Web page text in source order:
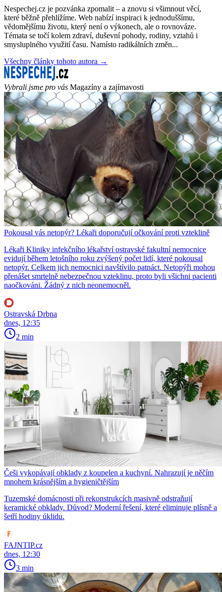
Nespechej.cz je pozvánka zpomalit – a znovu si všimnout věcí,
které běžně přehlížíme. Web nabízí inspiraci k jednoduššímu,
vědomějšímu životu, který není o výkonech, ale o rovnováze.
Témata se točí kolem zdraví, duševní pohody, rodiny, vztahů i
smysluplného využití času. Namísto radikálních změn...
Všechny články tohoto autora →
Vybrali jsme pro vás Magazíny a zajímavosti
Pokousal vás netopýr? Lékaři doporučují očkování proti vzteklině
Lékaři Kliniky infekčního lékařství ostravské fakultní nemocnice
evidují během letošního roku zvýšený počet lidí, které pokousal
netopýr. Celkem jich nemocnici navštívilo patnáct. Netopýři mohou
přenášet smrtelně nebezpečnou vzteklinu, proto byli všichni pacienti
naočkováni. Žádný z nich neonemocněl.
Ostravská Drbna
dnes, 12:35
2 min
Češi vykopávají obklady z koupelen a kuchyní. Nahrazují je něčím
mnohem krásnějším a hygieničtějším
Tuzemské domácnosti při rekonstrukcích masivně odstraňují
keramické obklady. Důvod? Moderní řešení, které eliminuje plísně a
šetří hodiny úklidu.
FAJNTIP.cz
dnes, 12:30
3 min